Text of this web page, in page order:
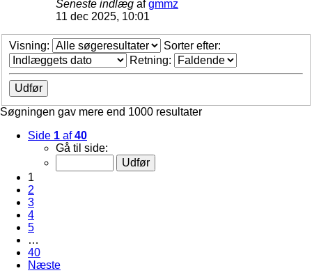
Seneste indlæg afgmmz
11 dec 2025, 10:01
Visning:
Sorter efter:
Retning:
Søgningen gav mere end 1000 resultater
Side 1 af40
Gå til side:
1
2
3
4
5
…
40
Næste